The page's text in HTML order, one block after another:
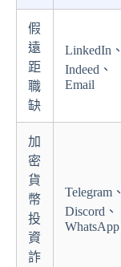
假
遠
距
職
缺
LinkedIn、
Indeed、
Email
加
密
貨
幣
投
資
詐
Telegram、
Discord、
WhatsApp